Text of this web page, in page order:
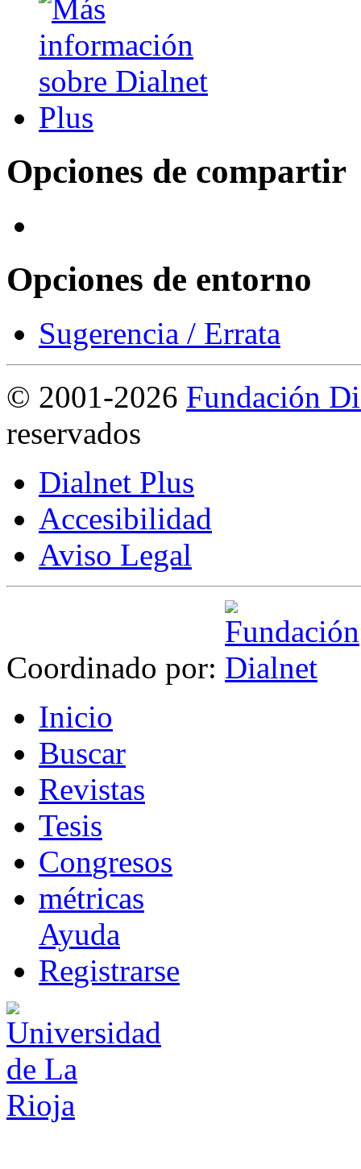
Opciones de compartir
Opciones de entorno
Sugerencia / Errata
© 2001-2026 Fundación
reservados
Dialnet Plus
Accesibilidad
Aviso Legal
Coordinado por:
Inicio
Buscar
Revistas
Tesis
Congresos
métricas
Ayuda
Registrarse